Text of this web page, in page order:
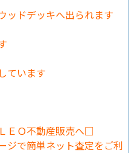
ドデッキへ出られます
ています
ＥＯ不動産販売へ□
ジで簡単ネット査定をご利